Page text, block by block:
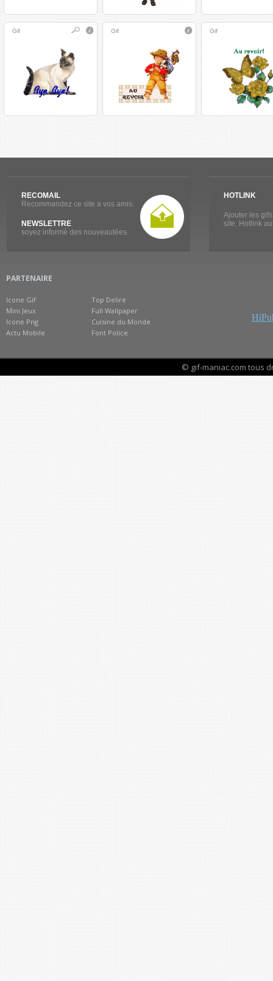
Gif Gif Gif
RECOMAIL
Recommandez ce site a vos amis.
NEWSLETTRE
soyez informé des nouveautées.
HOTLINK
Ajouter les
site. Hotlink
PARTENAIRE
Icone Gif
Mini Jeux
Icone Png
Actu Mobile
Top Delire
Full Wallpaper
Cuisine du Monde
Font Police
© gif-maniac.com tous